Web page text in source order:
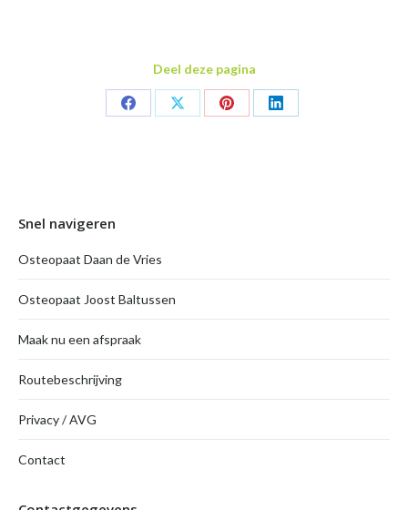
Deel deze pagina
Share
Share
Share
Share
Snel navigeren
Osteopaat Daan de Vries
Osteopaat Joost Baltussen
Maak nu een afspraak
Routebeschrijving
Privacy / AVG
Contact